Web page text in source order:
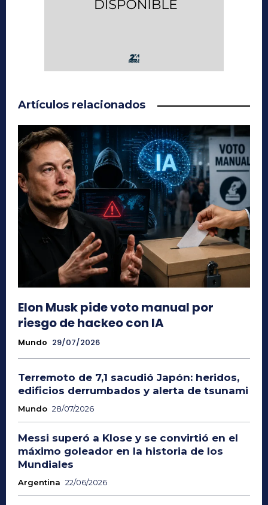
Artículos relacionados
Elon Musk pide voto manual por
riesgo de hackeo con IA
Mundo 29/07/2026
Terremoto de 7,1 sacudió Japón: heridos,
edificios derrumbados y alerta de tsunami
Mundo 28/07/2026
Messi superó a Klose y se convirtió en el
máximo goleador en la historia de los
Mundiales
Argentina 22/06/2026